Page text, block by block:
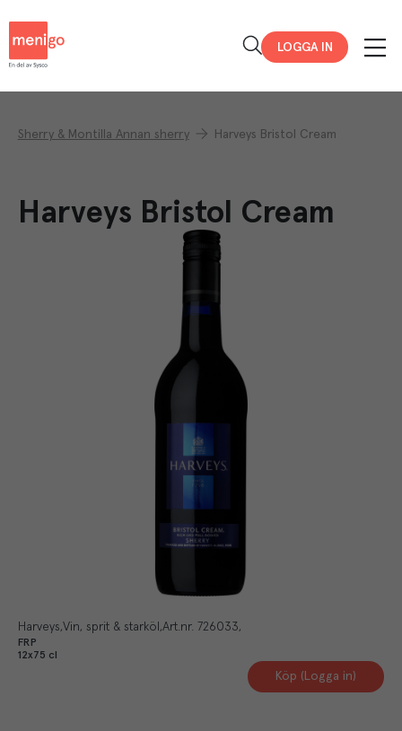
LOGGA IN
Sherry & Montilla Annan sherry Harveys Bristol Cream
Harveys Bristol Cream
Harveys Vin, sprit & starköl Art.nr. 726033
FRP
12x75 cl
Köp (Logga in)